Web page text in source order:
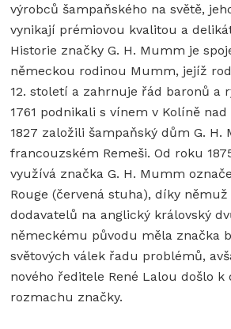
výrobců šampaňského na světě,
vynikají prémiovou kvalitou a
Historie značky G. H. Mumm je
německou rodinou Mumm, jejíž
12. století a zahrnuje řád baronů a
1761 podnikali s vínem v Kolíně nad
1827 založili šampaňský dům G. H.
francouzském Remeši. Od roku
využívá značka G. H. Mumm
Rouge (červená stuha), díky
dodavatelů na anglický královský
německému původu měla značka
světových válek řadu problémů,
nového ředitele René Lalou došlo k
rozmachu značky.